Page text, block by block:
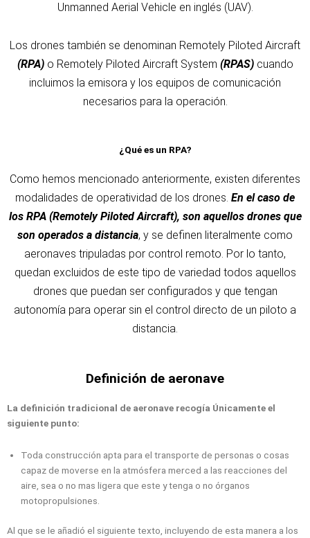
Unmanned Aerial Vehicle en inglés (UAV).
Los drones también se denominan Remotely Piloted Aircraft
(RPA)o Remotely Piloted Aircraft System (RPAS)cuando
incluimos la emisora y los equipos de comunicación
necesarios para la operación.
¿Qué es un RPA?
Como hemos mencionado anteriormente, existen diferentes
modalidades de operatividad de los drones. En el caso de
los RPA (Remotely Piloted Aircraft), son aquellos drones que
son operados a distancia, y se definen literalmente como
aeronaves tripuladas por control remoto. Por lo tanto,
quedan excluidos de este tipo de variedad todos aquellos
drones que puedan ser configurados y que tengan
autonomía para operar sin el control directo de un piloto a
distancia.
Definición de aeronave
La definición tradicional de aeronave recogía Únicamente el
siguiente punto:
Toda construcción apta para el transporte de personas o cosas
capaz de moverse en la atmósfera merced a las reacciones del
aire, sea o no mas ligera que este y tenga o no órganos
motopropulsiones.
Al que se le añadió el siguiente texto, incluyendo de esta manera a los